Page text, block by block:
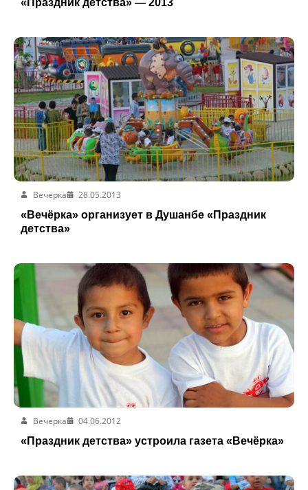
Вечерка
28.05.2013
«Вечёрка» организует в Душанбе «Праздник
детства»
Вечерка
04.06.2012
«Праздник детства» устроила газета «Вечёрка»